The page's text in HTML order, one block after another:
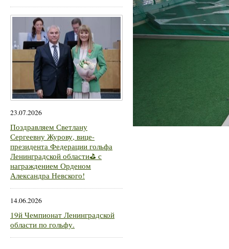
23.07.2026
Поздравляем Светлану
Сергеевну Журову, вице-
президента Федерации гольфа
Ленинградской области⛳ с
награждением Орденом
Александра Невского!
14.06.2026
19й Чемпионат Ленинградской
области по гольфу.